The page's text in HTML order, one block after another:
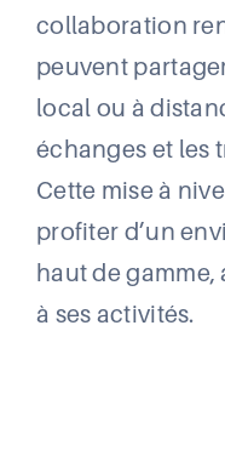
collaboration
peuvent
local ou à
échanges et les
Cette mise à
profiter d’un
haut de gamme,
à ses activités.